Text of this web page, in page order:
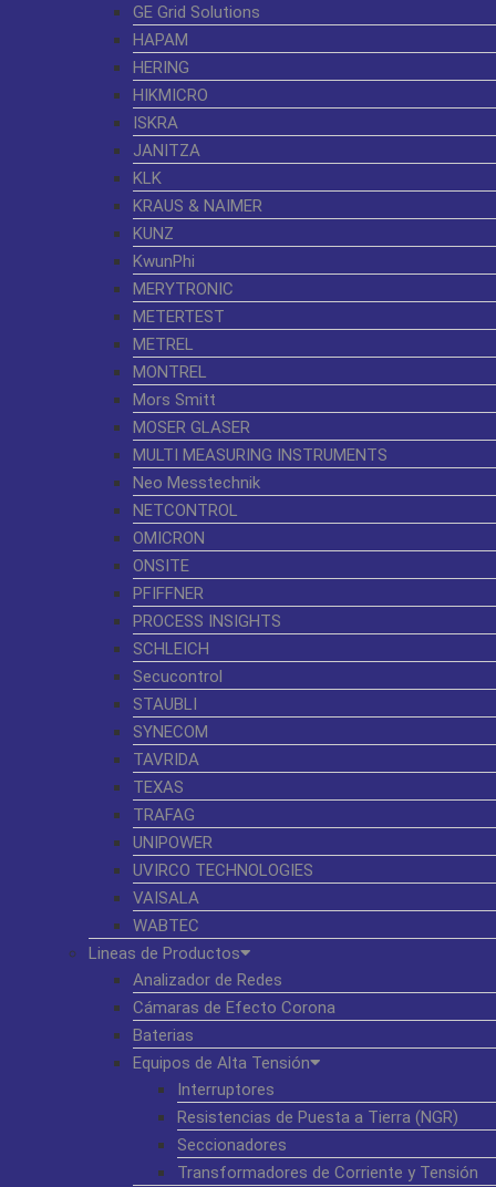
GE Grid Solutions
HAPAM
HERING
HIKMICRO
ISKRA
JANITZA
KLK
KRAUS & NAIMER
KUNZ
KwunPhi
MERYTRONIC
METERTEST
METREL
MONTREL
Mors Smitt
MOSER GLASER
MULTI MEASURING INSTRUMENTS
Neo Messtechnik
NETCONTROL
OMICRON
ONSITE
PFIFFNER
PROCESS INSIGHTS
SCHLEICH
Secucontrol
STAUBLI
SYNECOM
TAVRIDA
TEXAS
TRAFAG
UNIPOWER
UVIRCO TECHNOLOGIES
VAISALA
WABTEC
Lineas de Productos
Analizador de Redes
Cámaras de Efecto Corona
Baterias
Equipos de Alta Tensión
Interruptores
Resistencias de Puesta a Tierra (NGR)
Seccionadores
Transformadores de Corriente y Tensión